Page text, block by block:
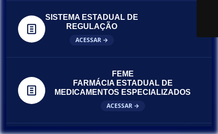
SISTEMA ESTADUAL DE
REGULAÇÃO
ACESSAR →
FEME
FARMÁCIA ESTADUAL DE
MEDICAMENTOS ESPECIALIZADOS
ACESSAR →